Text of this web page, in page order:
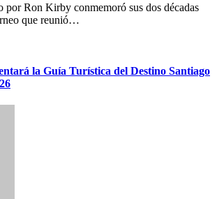
que reunió…
la Guía Turística del Destino Santiago